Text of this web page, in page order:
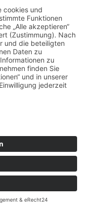
macht
Rechte